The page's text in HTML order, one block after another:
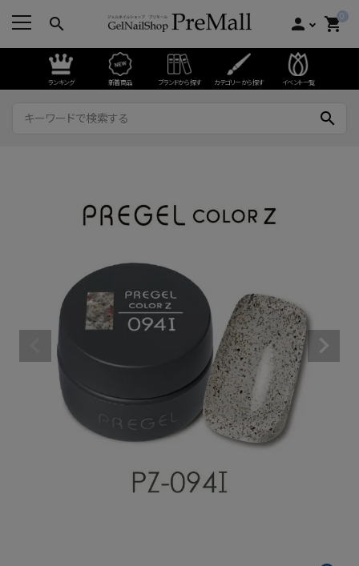
search person 0
shopping_cart
ランキング 新着商品 ブランドから探す カテゴリーから探す イベント一覧
search